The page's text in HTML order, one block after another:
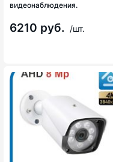
видеонаблюдения.
6210 руб. /шт.